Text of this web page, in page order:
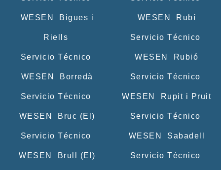
WESEN Bigues i
Riells
Servicio Técnico
WESEN Borredà
Servicio Técnico
WESEN Bruc (El)
Servicio Técnico
WESEN Brull (El)
WESEN Rubí
Servicio Técnico
WESEN Rubió
Servicio Técnico
WESEN Rupit i Pruit
Servicio Técnico
WESEN Sabadell
Servicio Técnico